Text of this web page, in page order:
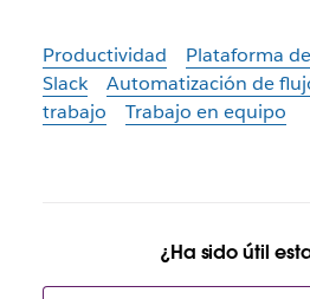
Productividad
Plataforma de
Slack
Automatización de
trabajo
Trabajo en equipo
¿Ha sido útil